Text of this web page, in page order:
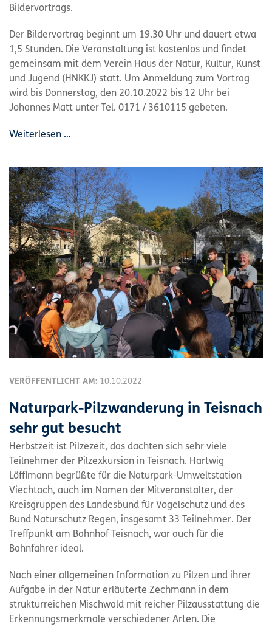
Bildervortrags.
Der Bildervortrag beginnt um 19.30 Uhr und dauert etwa
1,5 Stunden. Die Veranstaltung ist kostenlos und findet
gemeinsam mit dem Verein Haus der Natur, Kultur, Kunst
und Jugend (HNKKJ) statt. Um Anmeldung zum Vortrag
wird bis Donnerstag, den 20.10.2022 bis 12 Uhr bei
Johannes Matt unter Tel. 0171 / 3610115 gebeten.
Weiterlesen …
VERÖFFENTLICHT AM: 10.10.2022
Naturpark-Pilzwanderung in Teisnach
sehr gut besucht
Herbstzeit ist Pilzezeit, das dachten sich sehr viele
Teilnehmer der Pilzexkursion in Teisnach. Hartwig
Löfflmann begrüßte für die Naturpark-Umweltstation
Viechtach, auch im Namen der Mitveranstalter, der
Kreisgruppen des Landesbund für Vogelschutz und des
Bund Naturschutz Regen, insgesamt 33 Teilnehmer. Der
Treffpunkt am Bahnhof Teisnach, war auch für die
Bahnfahrer ideal.
Nach einer allgemeinen Information zu Pilzen und ihrer
Aufgabe in der Natur erläuterte Zechmann in dem
strukturreichen Mischwald mit reicher Pilzausstattung die
Erkennungsmerkmale verschiedener Arten. Die